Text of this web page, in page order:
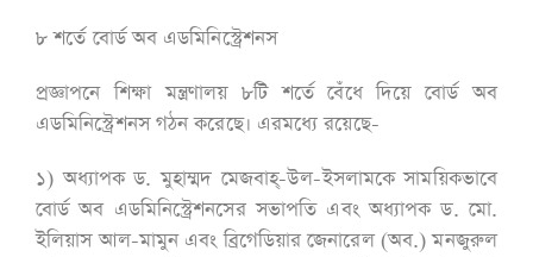
৮ শর্তে বোর্ড অব এডমিনিস্ট্রেশনস
প্রজ্ঞাপনে শিক্ষা মন্ত্রণালয় ৮টি শর্তে বেঁধে দিয়ে বোর্ড অব
এডমিনিস্ট্রেশনস গঠন করেছে। এরমধ্যে রয়েছে-
১) অধ্যাপক ড. মুহাম্মদ মেজবাহ্-উল-ইসলামকে সাময়িকভাবে
বোর্ড অব এডমিনিস্ট্রেশনসের সভাপতি এবং অধ্যাপক ড. মো.
ইলিয়াস আল-মামুন এবং ব্রিগেডিয়ার জেনারেল (অব.) মনজুরুল